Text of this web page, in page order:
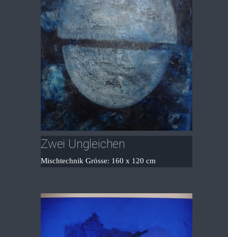
Zwei Ungleichen
Mischtechnik Grösse: 160 x 120 cm